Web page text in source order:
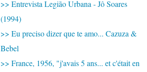
>> Entrevista Legião Urbana - Jô Soares
(1994)
>> Eu preciso dizer que te amo... Cazuza &
Bebel
>> France, 1956, "j'avais 5 ans... et c'était en